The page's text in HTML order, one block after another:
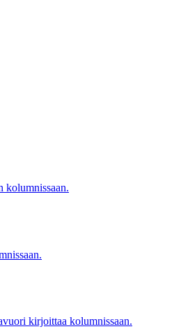
kolumnissaan.
kirjoittaa kolumnissaan.